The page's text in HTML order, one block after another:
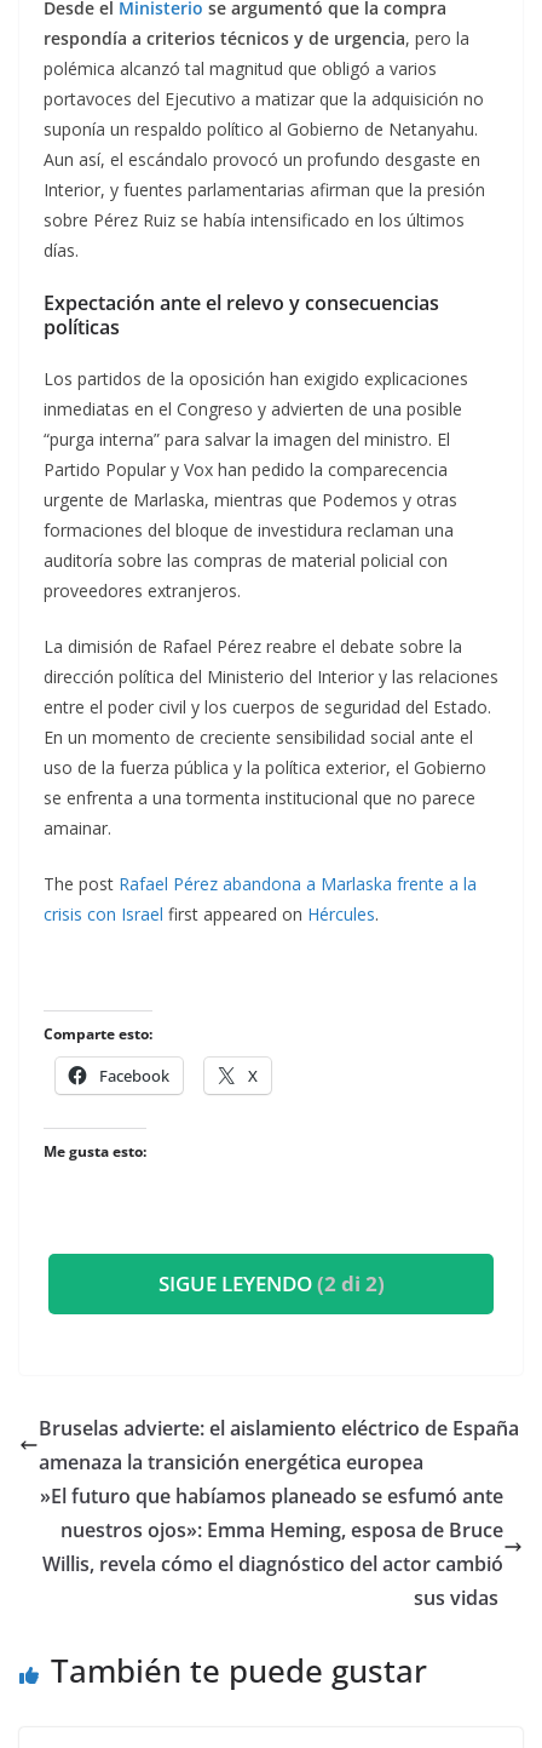
Desde el Ministerio se argumentó que la compra
respondía a criterios técnicos y de urgencia, pero la
polémica alcanzó tal magnitud que obligó a varios
portavoces del Ejecutivo a matizar que la adquisición no
suponía un respaldo político al Gobierno de Netanyahu.
Aun así, el escándalo provocó un profundo desgaste en
Interior, y fuentes parlamentarias afirman que la presión
sobre Pérez Ruiz se había intensificado en los últimos
días.
Expectación ante el relevo y consecuencias
políticas
Los partidos de la oposición han exigido explicaciones
inmediatas en el Congreso y advierten de una posible
“purga interna” para salvar la imagen del ministro. El
Partido Popular y Vox han pedido la comparecencia
urgente de Marlaska, mientras que Podemos y otras
formaciones del bloque de investidura reclaman una
auditoría sobre las compras de material policial con
proveedores extranjeros.
La dimisión de Rafael Pérez reabre el debate sobre la
dirección política del Ministerio del Interior y las relaciones
entre el poder civil y los cuerpos de seguridad del Estado.
En un momento de creciente sensibilidad social ante el
uso de la fuerza pública y la política exterior, el Gobierno
se enfrenta a una tormenta institucional que no parece
amainar.
The post Rafael Pérez abandona a Marlaska frente a la
crisis con Israel first appeared on Hércules.
Comparte esto:
Facebook X
Me gusta esto:
SIGUE LEYENDO(2 di 2)
Bruselas advierte: el aislamiento eléctrico de España
amenaza la transición energética europea
​»El futuro que habíamos planeado se esfumó ante
nuestros ojos»: Emma Heming, esposa de Bruce
Willis, revela cómo el diagnóstico del actor cambió
sus vidas
También te puede gustar